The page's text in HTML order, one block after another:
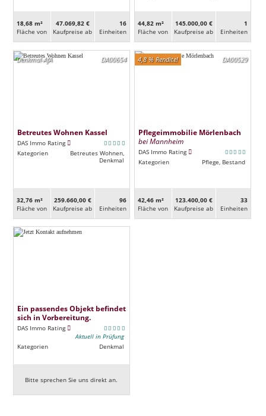
18,68 m²
Fläche von
47.069,82 €
Kaufpreise ab
16
Ein­heiten
44,82 m²
Fläche von
145.000,00 €
Kaufpreise ab
1
Ein­heiten
DA00654
Denkmal-AfA
Betreutes Wohnen Kassel
DAS Immo Rating
Kategorien
Betreutes Wohnen,
Denkmal
32,76 m²
Fläche von
259.660,00 €
Kaufpreise ab
96
Ein­heiten
DA00529
4,8 % Rendite!
Pflegeimmobilie Mörlenbach
bei Mannheim
DAS Immo Rating
Kategorien
Pflege, Bestand
42,46 m²
Fläche von
123.400,00 €
Kaufpreise ab
33
Ein­heiten
Ein passendes Objekt befindet
sich in Vorbereitung.
DAS Immo Rating
Aktuell in Prüfung
Kategorien
Denkmal
Bitte sprechen Sie uns direkt an.